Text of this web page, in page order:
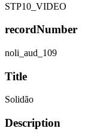
STP10_VIDEO
recordNumber
noli_aud_109
Title
Solidão
Description